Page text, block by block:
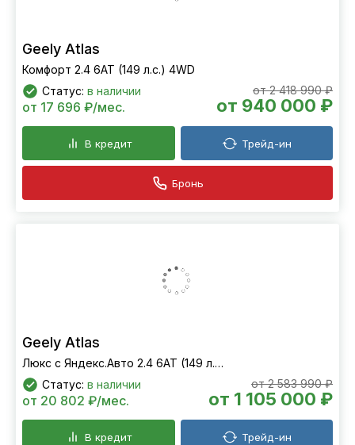
Geely Atlas
Комфорт 2.4 6АТ (149 л.с.) 4WD
Статус: в наличии от 2 418 990 ₽
от 940 000 ₽
от 17 696 ₽/мес.
В кредит Трейд-ин
Бронь
Geely Atlas
Люкс с Яндекс.Авто 2.4 6АТ (149 л.с.) 4WD
Статус: в наличии от 2 583 990 ₽
от 1 105 000 ₽
от 20 802 ₽/мес.
В кредит Трейд-ин